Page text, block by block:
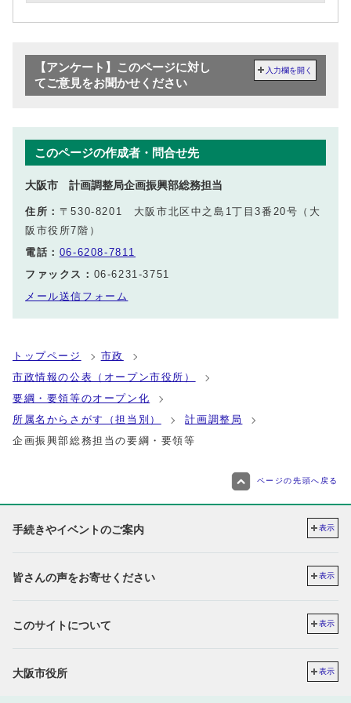
【アンケート】このページに対し
てご意見をお聞かせください
入力欄を開く
このページの作成者・問合せ先
大阪市 計画調整局企画振興部総務担当
住所： 〒530-8201 大阪市北区中之島1丁目3番20号（大
阪市役所7階）
電話： 06-6208-7811
ファックス： 06-6231-3751
メール送信フォーム
トップページ
市政
市政情報の公表（オープン市役所）
要綱・要領等のオープン化
所属名からさがす（担当別）
計画調整局
企画振興部総務担当の要綱・要領等
ページの先頭へ戻る
手続きやイベントのご案内 表示
皆さんの声をお寄せください 表示
このサイトについて 表示
大阪市役所 表示